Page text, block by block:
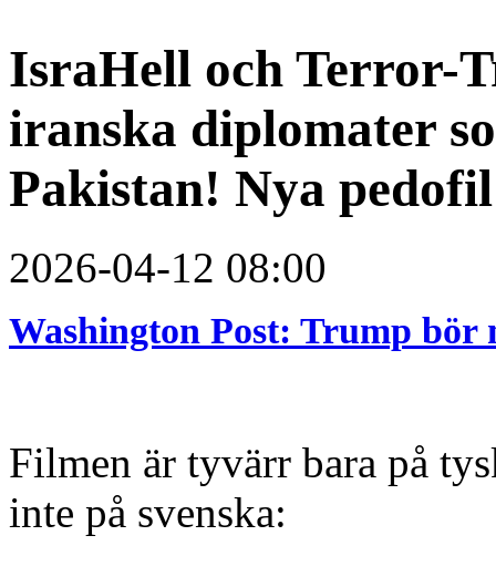
IsraHell och Terror-
iranska diplomater
Pakistan! Nya
2026-04-12 08:00
Washington Post: Trump
Filmen är tyvärr bara på
inte på svenska: